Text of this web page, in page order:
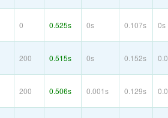
0 0.525s 0s 0.107s 0s
200 0.515s 0s 0.152s
200 0.506s 0.001s 0.129s